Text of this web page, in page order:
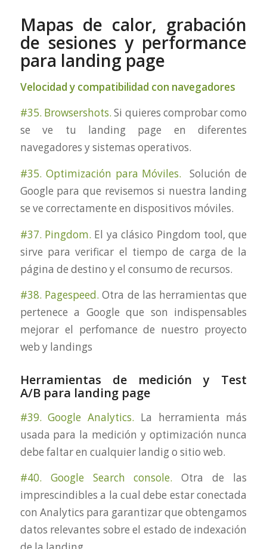
Mapas de calor, grabación
de sesiones y performance
para landing page
Velocidad y compatibilidad con navegadores
#35. Browsershots. Si quieres comprobar como
se ve tu landing page en diferentes
navegadores y sistemas operativos.
#35. Optimización para Móviles. Solución de
Google para que revisemos si nuestra landing
se ve correctamente en dispositivos móviles.
#37. Pingdom. El ya clásico Pingdom tool, que
sirve para verificar el tiempo de carga de la
página de destino y el consumo de recursos.
#38. Pagespeed. Otra de las herramientas que
pertenece a Google que son indispensables
mejorar el perfomance de nuestro proyecto
web y landings
Herramientas de medición y Test
A/B para landing page
#39. Google Analytics. La herramienta más
usada para la medición y optimización nunca
debe faltar en cualquier landig o sitio web.
#40. Google Search console. Otra de las
imprescindibles a la cual debe estar conectada
con Analytics para garantizar que obtengamos
datos relevantes sobre el estado de indexación